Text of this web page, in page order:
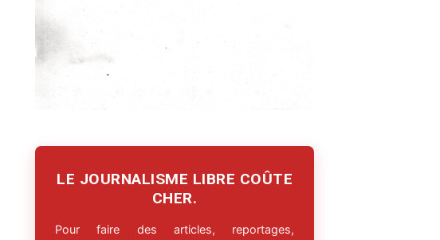
LE JOURNALISME LIBRE COÛTE
CHER.
Pour faire des articles, reportages,